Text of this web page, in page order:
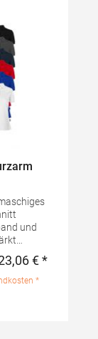
Regulärer
€ *
*